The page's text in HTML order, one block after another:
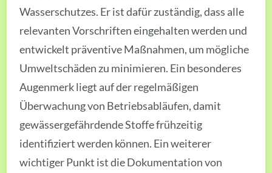
Wasserschutzes. Er ist dafür zuständig, dass alle
relevanten Vorschriften eingehalten werden und
entwickelt präventive Maßnahmen, um mögliche
Umweltschäden zu minimieren. Ein besonderes
Augenmerk liegt auf der regelmäßigen
Überwachung von Betriebsabläufen, damit
gewässergefährdende Stoffe frühzeitig
identifiziert werden können. Ein weiterer
wichtiger Punkt ist die Dokumentation von